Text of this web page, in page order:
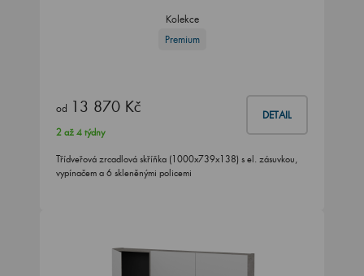
Kolekce
Premium
od 13 870 Kč DETAIL
2 až 4 týdny
Třídveřová zrcadlová skříňka (1000x739x138) s el. zásuvkou,
vypínačem a 6 skleněnými policemi